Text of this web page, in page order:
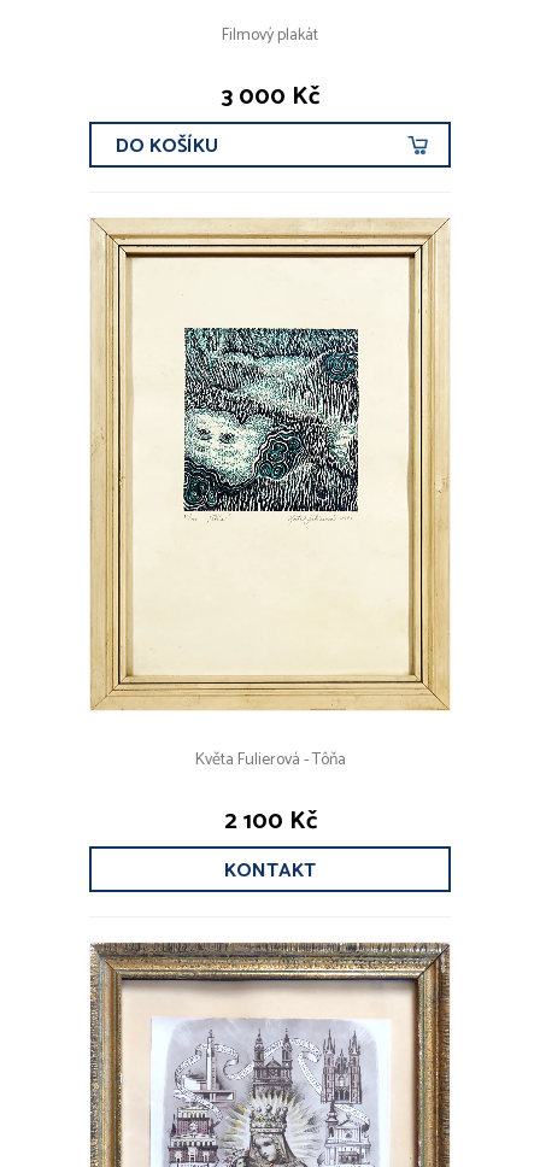
Filmový plakát
3 000 Kč
DO KOŠÍKU
Květa Fulierová - Tôňa
2 100 Kč
KONTAKT